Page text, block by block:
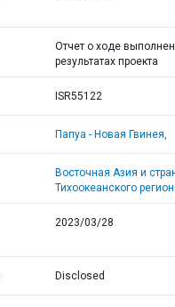
Отчет о ходе
результатах проекта
ISR55122
Папуа - Новая Гвинея,
Восточная Азия и
Тихоокеанского
2023/03/28
Disclosed